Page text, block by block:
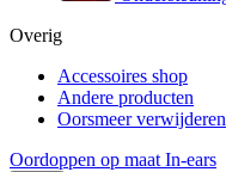
Overig
Accessoires shop
Andere producten
Oorsmeer verwijderen
Oordoppen op maat In-ears